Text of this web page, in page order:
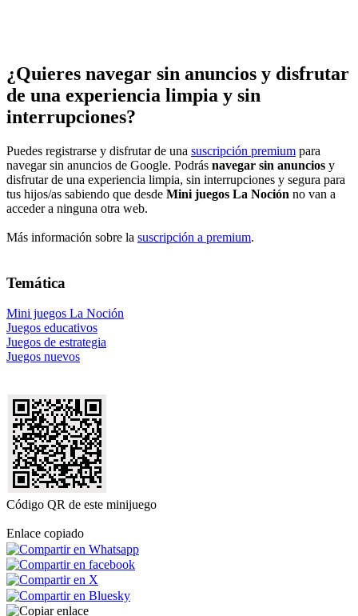
¿Quieres navegar sin anuncios y disfrutar
de una experiencia limpia y sin
interrupciones?
Puedes registrarse y disfrutar de una suscripción premium para
navegar sin anuncios de Google. Podrás navegar sin anuncios y
disfrutar de una experiencia limpia, sin interrupciones y segura para
tus hijos/as sabiendo que desde Mini juegos La Noción no van a
acceder a ninguna otra web.
Más información sobre la suscripción a premium.
Temática
Mini juegos La Noción
Juegos educativos
Juegos de estrategia
Juegos nuevos
Código QR de este minijuego
Enlace copiado